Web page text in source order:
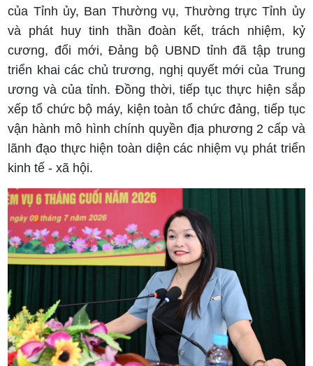
của Tỉnh ủy, Ban Thường vụ, Thường trực Tỉnh ủy
và phát huy tinh thần đoàn kết, trách nhiệm, kỷ
cương, đổi mới, Đảng bộ UBND tỉnh đã tập trung
triển khai các chủ trương, nghị quyết mới của Trung
ương và của tỉnh. Đồng thời, tiếp tục thực hiện sắp
xếp tổ chức bộ máy, kiện toàn tổ chức đảng, tiếp tục
vận hành mô hình chính quyền địa phương 2 cấp và
lãnh đạo thực hiện toàn diện các nhiệm vụ phát triển
kinh tế - xã hội.